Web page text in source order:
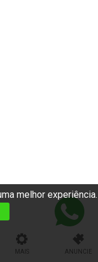
melhor experiência.
MAIS ANUNCIE